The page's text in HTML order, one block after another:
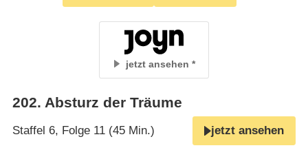
jetzt ansehen
202. Absturz der Träume
Staffel 6, Folge 11 (45 Min.) jetzt ansehen